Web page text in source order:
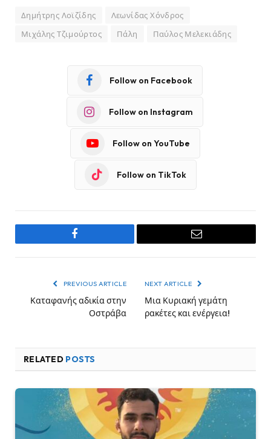
Δημήτρης Λοϊζίδης
Λεωνίδας Χόνδρος
Μιχάλης Τζιμούρτος
Πάλη Παύλος Μελεκιάδης
Follow on Facebook
Follow on Instagram
Follow on YouTube
Follow on TikTok
Facebook Email
PREVIOUS ARTICLE
Καταφανής αδικία στην
Οστράβα
NEXT ARTICLE
Μια Κυριακή γεμάτη
ρακέτες και ενέργεια!
RELATED POSTS